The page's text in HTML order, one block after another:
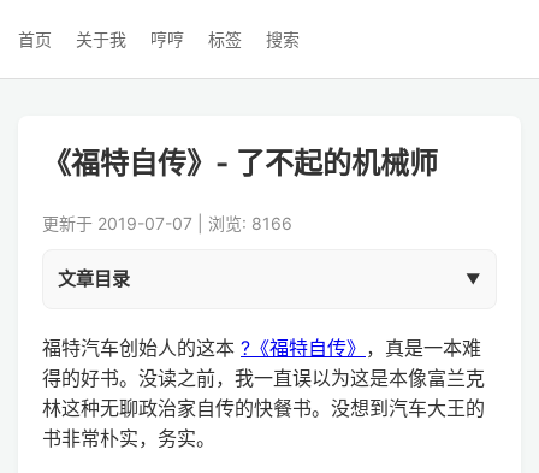
首页 关于我 哼哼 标签 搜索
《福特自传》- 了不起的机械师
更新于 2019-07-07 | 浏览: 8166
文章目录
福特汽车创始人的这本 ?《福特自传》 ，真是一本难
得的好书。没读之前，我一直误以为这是本像富兰克
林这种无聊政治家自传的快餐书。没想到汽车大王的
书非常朴实，务实。